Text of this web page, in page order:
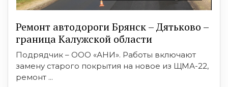
Ремонт автодороги Брянск – Дятьково –
граница Калужской области
Подрядчик – ООО «АНИ». Работы включают
замену старого покрытия на новое из ЩМА-22,
ремонт ...